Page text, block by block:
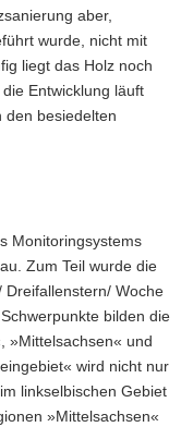
aber,
wurde, nicht mit
liegt das Holz noch
Entwicklung läuft
besiedelten
Monitoringsystems
Zum Teil wurde die
Dreifallenstern/ Woche
bilden die
»Mittelsachsen« und
wird nicht nur
linkselbischen Gebiet
»Mittelsachsen«